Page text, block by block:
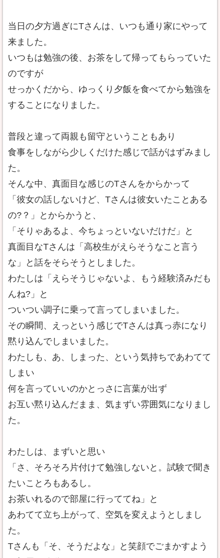
当日の夕方過ぎにTさんは、いつも通り家にやって
来ました。
いつもは勉強の後、お茶をして帰ってもらっていた
のですが
せっかくだから、ゆっくり夕飯を食べてから勉強を
することになりました。
普段と違って両親も留守ということもあり
食事をしながら少しくだけた感じで話がはずみまし
た。
そんな中、真面目な感じのTさんをからかって
「彼女の話しないけど、Tさんは彼女いたことある
の?？」とからかうと、
「そりゃあるよ、今ちょっといないだけだ」と
真面目なTさんは「高校生がえらそうなこと言う
な」と話をそらそうとしました。
わたしは「えらそうじゃないよ、もう経験済みだも
んね?」と
ついつい調子に乗って言ってしまいました。
その瞬間、えっという感じでTさんは真っ赤になり
黙り込んでしまいました。
わたしも、あ、しまった、という気持ちであわてて
しまい
何を言っていいのかとっさに言葉が出ず
お互い黙り込んだまま、気まずい雰囲気になりまし
た。
わたしは、まずいと思い
「さ、そろそろ片付けて勉強しないと。試験で聞き
たいことろもあるし。
お茶いれるので部屋に行っててね」と
あわてて立ち上がって、空気を変えようとしまし
た。
Tさんも「そ、そうだよな」と笑顔でごまかすよう